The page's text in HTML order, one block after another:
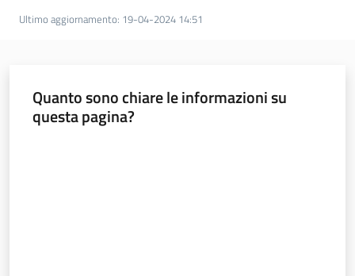
Ultimo aggiornamento: 19-04-2024 14:51
Quanto sono chiare le informazioni su
questa pagina?